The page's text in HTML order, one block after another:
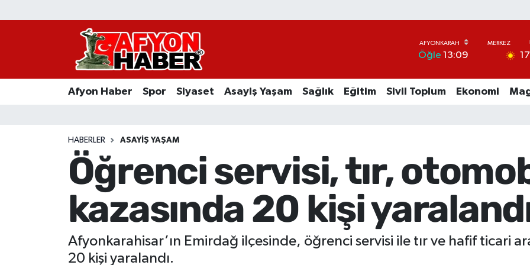
Öğle 13:09 17
Afyon Haber Spor Siyaset Asayiş Yaşam Sağlık Eğitim Sivil Toplum Ekonomi
HABERLER ASAYIŞ YAŞAM
Öğrenci servisi, tır,
kazasında 20 kişi
Afyonkarahisar’ın Emirdağ ilçesinde, öğrenci servisi ile tır ve hafif ticari
20 kişi yaralandı.
Afyon Haber
Asayiş Yaşam
Ekonomi